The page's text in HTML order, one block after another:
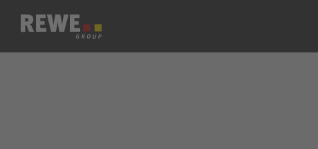
Zum Inhalt springen